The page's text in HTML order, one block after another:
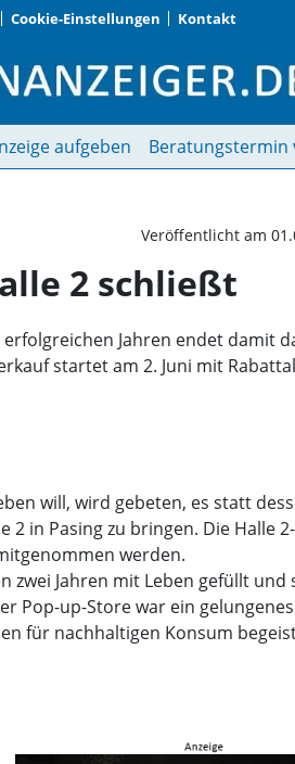
Cookie-Einstellungen Kontakt
alles: Pop-
aufgeben Beratungstermin
Veröffentlicht am
2 schließt
Jahren endet damit
startet am 2. Juni mit
will, wird gebeten, es statt
in Pasing zu bringen. Die Halle
werden.
Jahren mit Leben gefüllt und
Pop-up-Store war ein
für nachhaltigen Konsum